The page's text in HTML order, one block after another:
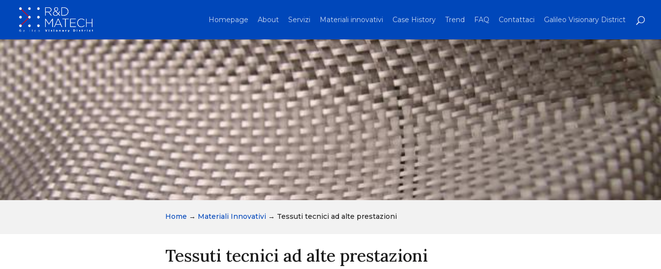
Homepage About Servizi Materiali innovativi Case History Trend FAQ Contattaci Galileo Visionary District
Home → Materiali Innovativi → Tessuti tecnici ad alte prestazioni
Tessuti tecnici ad alte prestazioni